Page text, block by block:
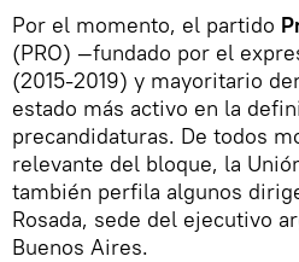
Por el momento, el partido
(PRO) —fundado por el
(2015-2019) y mayoritario
estado más activo en la
precandidaturas. De todos
relevante del bloque, la
también perfila algunos
Rosada, sede del ejecutivo
Buenos Aires.